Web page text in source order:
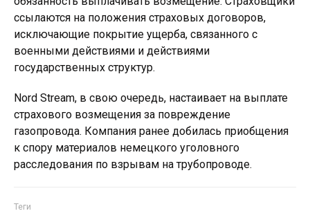
ссылаются на положения страховых договоров,
исключающие покрытие ущерба, связанного с
военными действиями и действиями
государственных структур.
Nord Stream, в свою очередь, настаивает на выплате
страхового возмещения за повреждение
газопровода. Компания ранее добилась приобщения
к спору материалов немецкого уголовного
расследования по взрывам на трубопроводе.
Теги